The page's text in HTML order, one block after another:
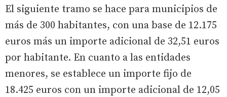
El siguiente tramo se hace para municipios de
más de 300 habitantes, con una base de 12.175
euros más un importe adicional de 32,51 euros
por habitante. En cuanto a las entidades
menores, se establece un importe fijo de
18.425 euros con un importe adicional de 12,05